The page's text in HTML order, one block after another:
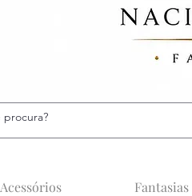
Acessórios Fantasias